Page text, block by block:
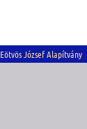
Eötvös József Alapítvány